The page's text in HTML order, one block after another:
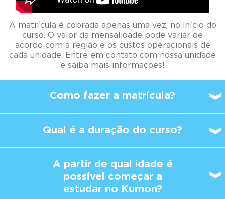
A matrícula é cobrada apenas uma vez, no início do
curso. O valor da mensalidade pode variar de
acordo com a região e os custos operacionais de
cada unidade. Entre em contato com nossa unidade
e saiba mais informações!
Como fazer a matrícula?
Qual é a duração do curso?
A partir de qual idade é
possível começar a
estudar no Kumon?